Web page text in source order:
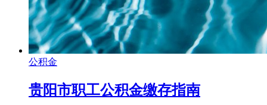
公积金
贵阳市职工公积金缴存指南